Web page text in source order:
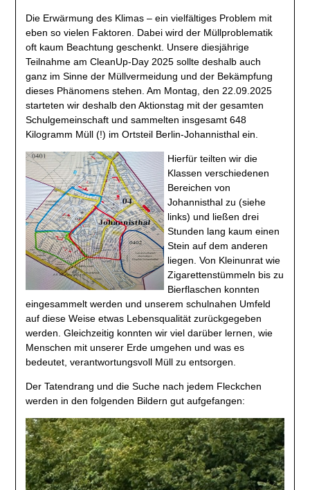
Die Erwärmung des Klimas – ein vielfältiges Problem mit
eben so vielen Faktoren. Dabei wird der Müllproblematik
oft kaum Beachtung geschenkt. Unsere diesjährige
Teilnahme am CleanUp-Day 2025 sollte deshalb auch
ganz im Sinne der Müllvermeidung und der Bekämpfung
dieses Phänomens stehen. Am Montag, den 22.09.2025
starteten wir deshalb den Aktionstag mit der gesamten
Schulgemeinschaft und sammelten insgesamt 648
Kilogramm Müll (!) im Ortsteil Berlin-Johannisthal ein.
Hierfür teilten wir die
Klassen verschiedenen
Bereichen von
Johannisthal zu (siehe
links) und ließen drei
Stunden lang kaum einen
Stein auf dem anderen
liegen. Von Kleinunrat wie
Zigarettenstümmeln bis zu
Bierflaschen konnten
eingesammelt werden und unserem schulnahen Umfeld
auf diese Weise etwas Lebensqualität zurückgegeben
werden. Gleichzeitig konnten wir viel darüber lernen, wie
Menschen mit unserer Erde umgehen und was es
bedeutet, verantwortungsvoll Müll zu entsorgen.
Der Tatendrang und die Suche nach jedem Fleckchen
werden in den folgenden Bildern gut aufgefangen: